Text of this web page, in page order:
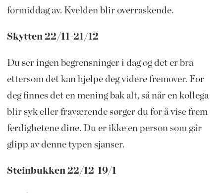
formiddag av. Kvelden blir overraskende.
Skytten 22/11-21/12
Du ser ingen begrensninger i dag og det er bra
ettersom det kan hjelpe deg videre fremover. For
deg finnes det en mening bak alt, så når en kollega
blir syk eller fraværende sørger du for å vise frem
ferdighetene dine. Du er ikke en person som går
glipp av denne typen sjanser.
Steinbukken 22/12-19/1